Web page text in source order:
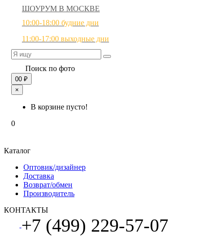
ШОУРУМ В МОСКВЕ
10:00-18:00 будние дни
11:00-17:00 выходные дни
Поиск по фото
00 ₽
×
В корзине пусто!
0
Каталог
Оптовик/дизайнер
Доставка
Возврат/обмен
Производитель
КОНТАКТЫ
+7 (499) 229-57-07